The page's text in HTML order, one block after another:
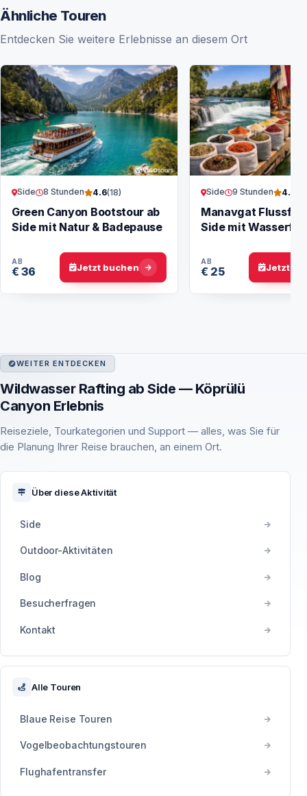
Ähnliche Touren
Entdecken Sie weitere Erlebnisse an diesem Ort
Side 8 Stunden 4.6(18)
Green Canyon Bootstour ab
Side mit Natur & Badepause
AB
€ 36 Jetzt buchen
Side 9 Stunden 4.6
Manavgat
Side mit
AB
€ 25 Jetzt
WEITER ENTDECKEN
Wildwasser Rafting ab Side — Köprülü
Canyon Erlebnis
Reiseziele, Tourkategorien und Support — alles, was Sie für
die Planung Ihrer Reise brauchen, an einem Ort.
Über diese Aktivität
Side
Outdoor-Aktivitäten
Blog
Besucherfragen
Kontakt
Alle Touren
Blaue Reise Touren
Vogelbeobachtungstouren
Flughafentransfer